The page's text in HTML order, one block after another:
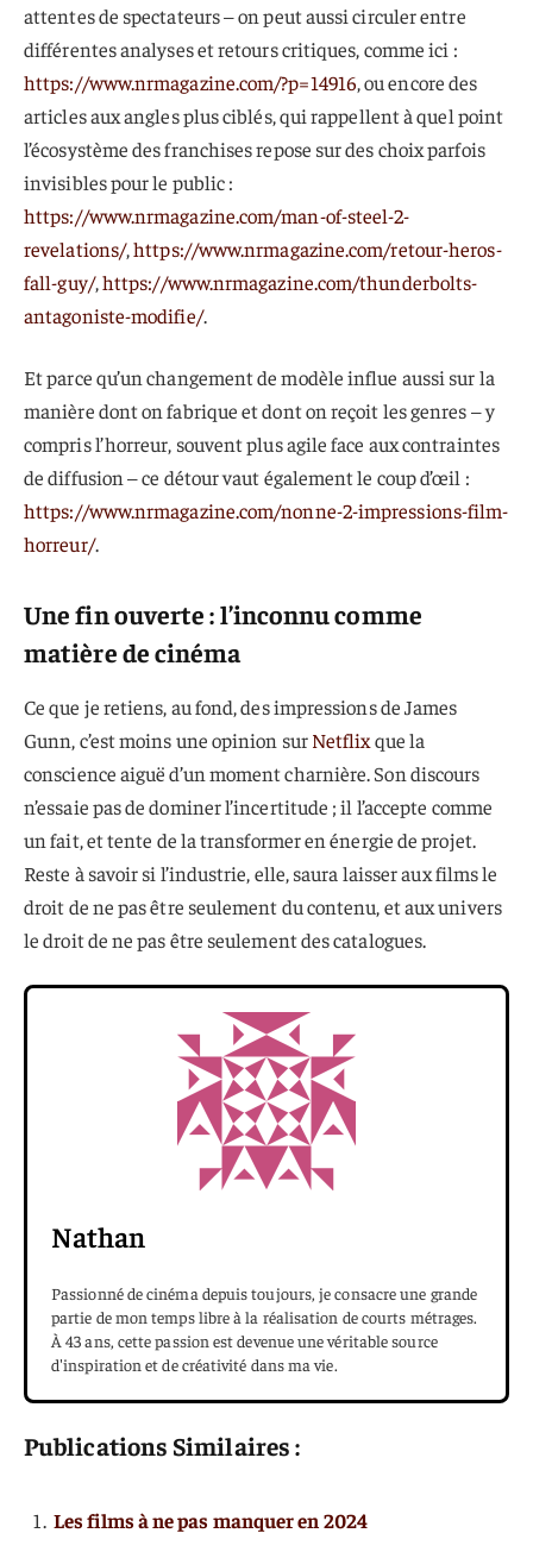
attentes de spectateurs – on peut aussi circuler entre
différentes analyses et retours critiques, comme ici :
https://www.nrmagazine.com/?p=14916, ou encore des
articles aux angles plus ciblés, qui rappellent à quel point
l’écosystème des franchises repose sur des choix parfois
invisibles pour le public :
https://www.nrmagazine.com/man-of-steel-2-
revelations/,https://www.nrmagazine.com/retour-heros-
fall-guy/,https://www.nrmagazine.com/thunderbolts-
antagoniste-modifie/.
Et parce qu’un changement de modèle influe aussi sur la
manière dont on fabrique et dont on reçoit les genres – y
compris l’horreur, souvent plus agile face aux contraintes
de diffusion – ce détour vaut également le coup d’œil :
https://www.nrmagazine.com/nonne-2-impressions-film-
horreur/.
Une fin ouverte : l’inconnu comme
matière de cinéma
Ce que je retiens, au fond, des impressions de James
Gunn, c’est moins une opinion surNetflixque la
conscience aiguë d’un moment charnière. Son discours
n’essaie pas de dominer l’incertitude ; il l’accepte comme
un fait, et tente de la transformer en énergie de projet.
Reste à savoir si l’industrie, elle, saura laisser aux films le
droit de ne pas être seulement du contenu, et aux univers
le droit de ne pas être seulement des catalogues.
Nathan
Passionné de cinéma depuis toujours, je consacre une grande
partie de mon temps libre à la réalisation de courts métrages.
À 43 ans, cette passion est devenue une véritable source
d'inspiration et de créativité dans ma vie.
Publications Similaires :
Les films à ne pas manquer en 2024